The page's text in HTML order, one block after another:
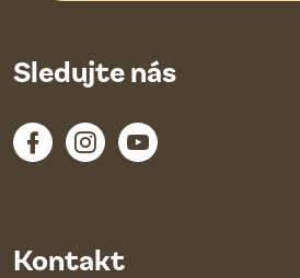
Kontakt
Sledujte nás